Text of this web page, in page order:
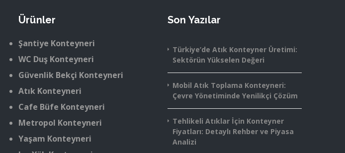
Ürünler
Şantiye Konteyneri
WC Duş Konteyneri
Güvenlik Bekçi Konteyneri
Atık Konteyneri
Cafe Büfe Konteyneri
Metropol Konteyneri
Yaşam Konteyneri
Son Yazılar
Türkiye’de Atık Konteyner Üretimi:
Sektörün Yükselen Değeri
Mobil Atık Toplama Konteyneri:
Çevre Yönetiminde Yenilikçi Çözüm
Tehlikeli Atıklar İçin Konteyner
Fiyatları: Detaylı Rehber ve Piyasa
Analizi